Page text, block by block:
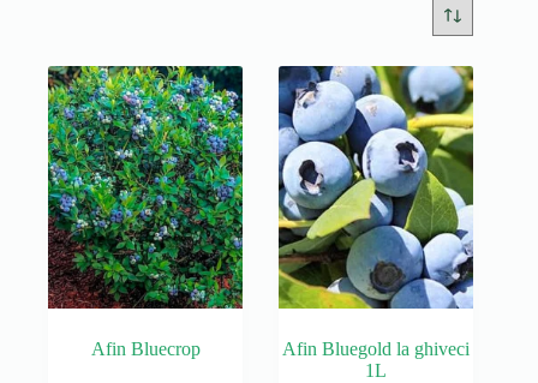
Afin Bluecrop
Afin Bluegold la ghiveci
1L